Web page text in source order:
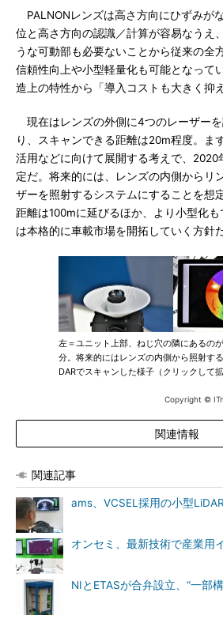
PALNONレンズは高さ方向にひずみが
位と高さ方向の認識／計算が容易なうえ
うな可動部も必要ないことから従来の全
信頼性向上や小型軽量化も可能となって
造上の特性から「導入コストも大きく抑
現在はレンズの外側に4つのレーザー
り、スキャンできる距離は20m程度。ま
活用などに向けて展開する考えで、2020
定だ。将来的には、レンズの内側からリ
ザーを照射するシステムにすることを想
距離は100mに延びるほか、より小型化
は本格的に車載市場を開拓していく方針だ
左＝ユニット上部、ねじ穴の隣にあるの
分。将来的にはレンズの内側から照射す
DARでスキャンした様子（クリックして拡
Copyright ©
関連情報
関連記事
ams、VCSEL採用の小型
オンセミ、最新技術で産業用
NIとETASが合弁設立、“一部